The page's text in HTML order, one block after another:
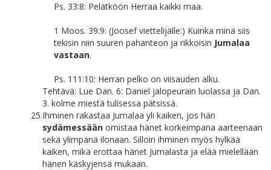
Ps. 33:8: Pelätköön Herraa kaikki maa.
1 Moos. 39:9: (Joosef viettelijälle:) Kuinka minä siis
tekisin niin suuren pahanteon ja rikkoisin Jumalaa
vastaan.
Ps. 111:10: Herran pelko on viisauden alku.
Tehtävä: Lue Dan. 6: Daniel jalopeurain luolassa ja Dan.
3. kolme miestä tulisessa pätsissä.
25.Ihminen rakastaa Jumalaa yli kaiken, jos hän
sydämessään omistaa hänet korkeimpana aarteenaan
sekä ylimpänä ilonaan. Silloin ihminen myös hylkää
kaiken, mikä erottaa hänet Jumalasta ja elää mielellään
hänen käskyjensä mukaan.